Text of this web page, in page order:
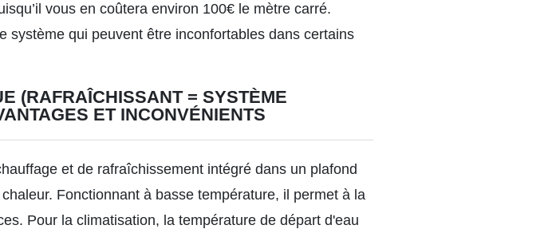
vous en coûtera environ 100€ le mètre carré.
système qui peuvent être inconfortables dans certains
(RAFRAÎCHISSANT = SYSTÈME
ET INCONVÉNIENTS
et de rafraîchissement intégré dans un plafond
Fonctionnant à basse température, il permet à la
Pour la climatisation, la température de départ d'eau